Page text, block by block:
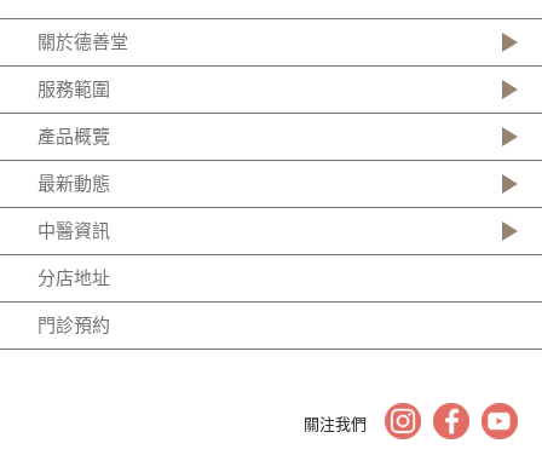
關於德善堂
服務範圍
產品概覽
最新動態
中醫資訊
分店地址
門診預約
關注我們